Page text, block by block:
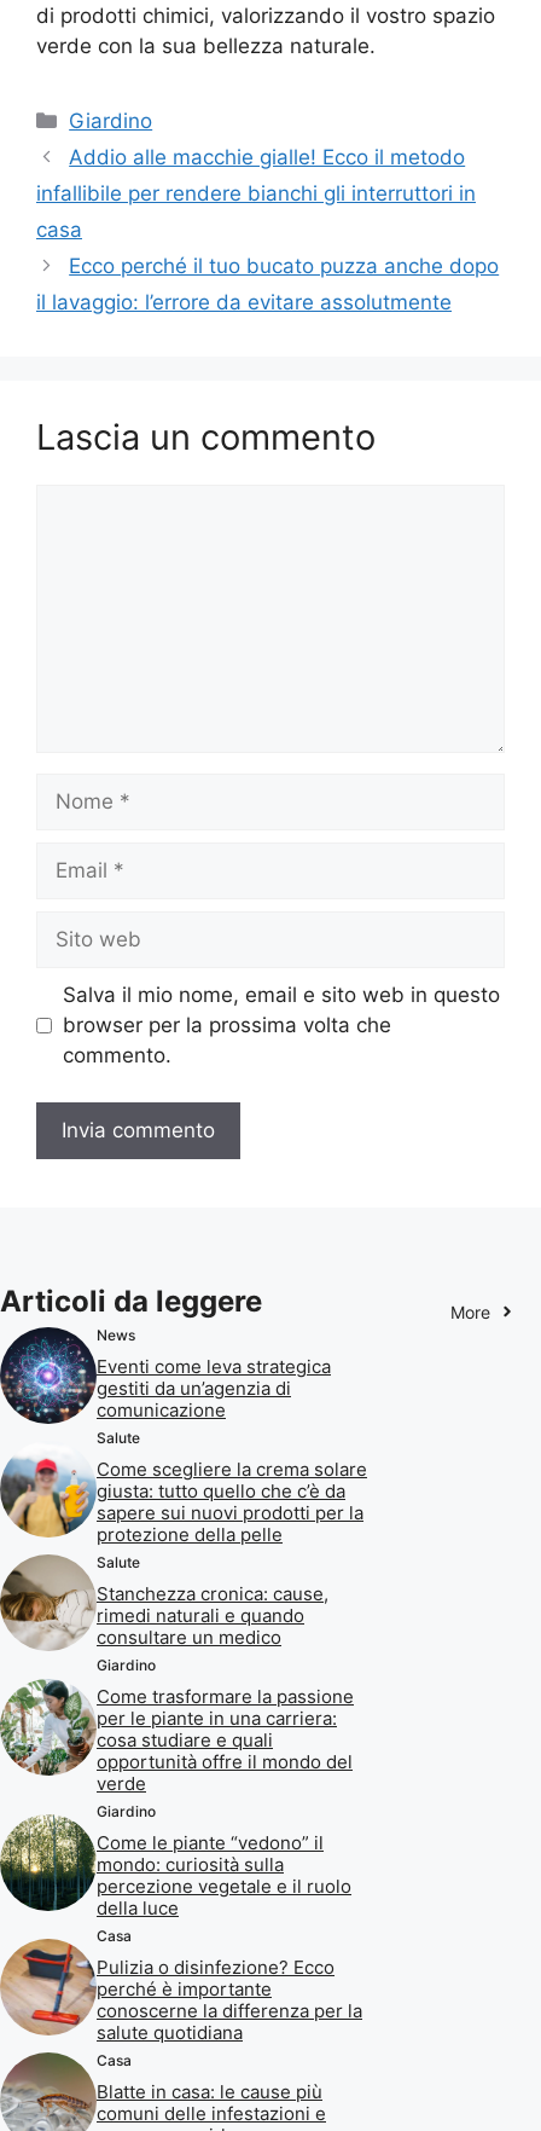
di prodotti chimici, valorizzando il vostro spazio
verde con la sua bellezza naturale.
Categorie
Giardino
Addio alle macchie gialle! Ecco il metodo
infallibile per rendere bianchi gli interruttori in
casa
Ecco perché il tuo bucato puzza anche dopo
il lavaggio: l’errore da evitare assolutmente
Lascia un commento
Nome
Email
Sito
web
Salva il mio nome, email e sito web in questo
browser per la prossima volta che
commento.
Articoli da leggere More
News
Eventi come leva strategica
gestiti da un’agenzia di
comunicazione
Salute
Come scegliere la crema solare
giusta: tutto quello che c’è da
sapere sui nuovi prodotti per la
protezione della pelle
Salute
Stanchezza cronica: cause,
rimedi naturali e quando
consultare un medico
Giardino
Come trasformare la passione
per le piante in una carriera:
cosa studiare e quali
opportunità offre il mondo del
verde
Giardino
Come le piante “vedono” il
mondo: curiosità sulla
percezione vegetale e il ruolo
della luce
Casa
Pulizia o disinfezione? Ecco
perché è importante
conoscerne la differenza per la
salute quotidiana
Casa
Blatte in casa: le cause più
comuni delle infestazioni e